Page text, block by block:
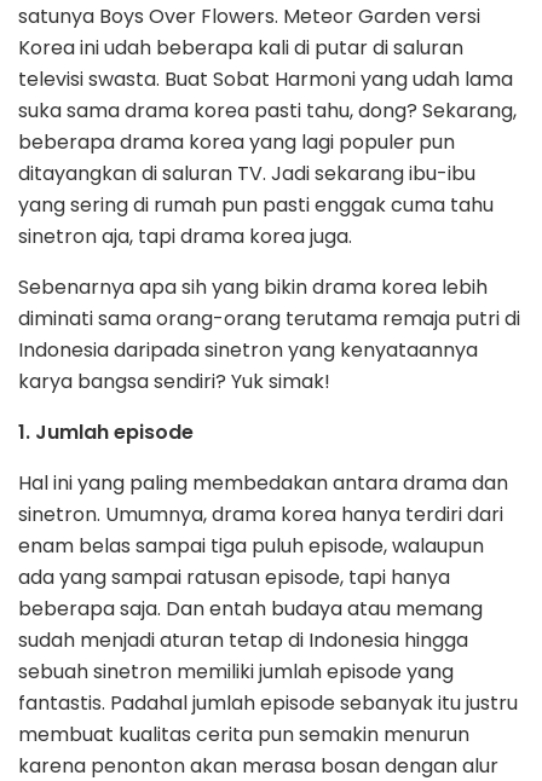
satunya Boys Over Flowers. Meteor Garden versi
Korea ini udah beberapa kali di putar di saluran
televisi swasta. Buat Sobat Harmoni yang udah lama
suka sama drama korea pasti tahu, dong? Sekarang,
beberapa drama korea yang lagi populer pun
ditayangkan di saluran TV. Jadi sekarang ibu-ibu
yang sering di rumah pun pasti enggak cuma tahu
sinetron aja, tapi drama korea juga.
Sebenarnya apa sih yang bikin drama korea lebih
diminati sama orang-orang terutama remaja putri di
Indonesia daripada sinetron yang kenyataannya
karya bangsa sendiri? Yuk simak!
1. Jumlah episode
Hal ini yang paling membedakan antara drama dan
sinetron. Umumnya, drama korea hanya terdiri dari
enam belas sampai tiga puluh episode, walaupun
ada yang sampai ratusan episode, tapi hanya
beberapa saja. Dan entah budaya atau memang
sudah menjadi aturan tetap di Indonesia hingga
sebuah sinetron memiliki jumlah episode yang
fantastis. Padahal jumlah episode sebanyak itu justru
membuat kualitas cerita pun semakin menurun
karena penonton akan merasa bosan dengan alur